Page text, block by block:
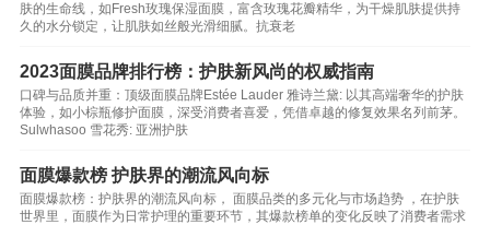
肤的生命线，如Fresh玫瑰保湿面膜，富含玫瑰花瓣精华，为干燥肌肤提供持
久的水分锁定，让肌肤如丝般光滑细腻。抗衰老
2023面膜品牌排行榜：护肤新风尚的权威指南
口碑与品质并重：顶级面膜品牌Estée Lauder 雅诗兰黛: 以其高端奢华的护肤
体验，如小棕瓶修护面膜，深受消费者喜爱，凭借卓越的修复效果名列前茅。
Sulwhasoo 雪花秀: 亚洲护肤
面膜爆款榜 护肤界的潮流风向标
面膜爆款榜：护肤界的潮流风向标， 面膜品类的多元化与市场趋势 ，在护肤
世界里，面膜作为日常护理的重要环节，其爆款榜单的变化反映了消费者需求